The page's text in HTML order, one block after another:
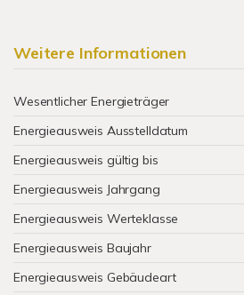
Weitere Informationen
Wesentlicher Energieträger
Energieausweis Ausstelldatum
Energieausweis gültig bis
Energieausweis Jahrgang
Energieausweis Werteklasse
Energieausweis Baujahr
Energieausweis Gebäudeart